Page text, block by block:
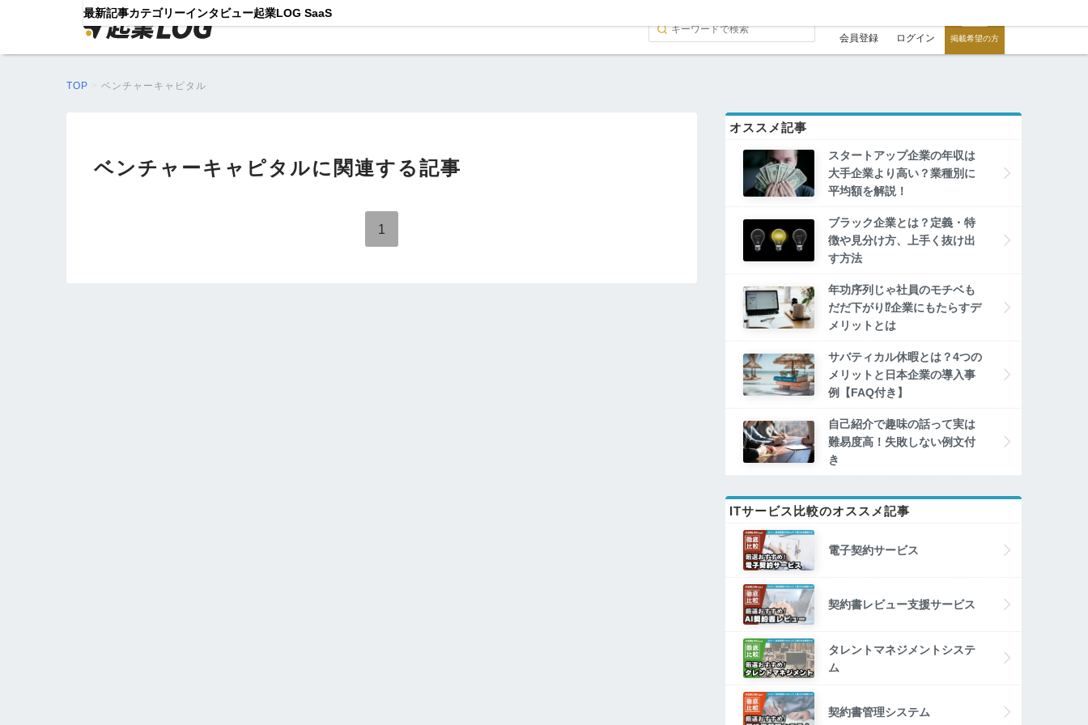
最新記事カテゴリーインタビュー起業LOG SaaS
会員登録 ログイン 掲載希望の方
TOP ベンチャーキャピタル
ベンチャーキャピタルに関連する記事
1
オススメ記事
スタートアップ企業の年収は
大手企業より高い？業種別に
平均額を解説！
ブラック企業とは？定義・特
徴や見分け方、上手く抜け出
す方法
年功序列じゃ社員のモチベも
だだ下がり⁉企業にもたらすデ
メリットとは
サバティカル休暇とは？4つの
メリットと日本企業の導入事
例【FAQ付き】
自己紹介で趣味の話って実は
難易度高！失敗しない例文付
き
ITサービス比較のオススメ記事
電子契約サービス
契約書レビュー支援サービス
タレントマネジメントシステ
ム
契約書管理システム